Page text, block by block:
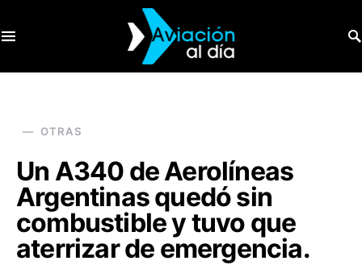
OTRAS
Un A340 de Aerolíneas
Argentinas quedó sin
combustible y tuvo que
aterrizar de emergencia.